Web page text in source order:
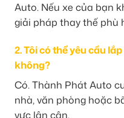
Auto. Nếu xe của bạn
giải pháp thay thế phù
2. Tôi có thể yêu cầu
không?
Có. Thành Phát Auto
nhà, văn phòng hoặc
vực lân cận.